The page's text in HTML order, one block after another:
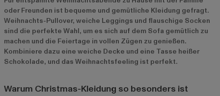
oder Freunden ist bequeme und gemütliche Kleidung gefragt.
Weihnachts-Pullover, weiche Leggings und flauschige Socken
sind die perfekte Wahl, um es sich auf dem Sofa gemütlich zu
machen und die Feiertage in vollen Zügen zu genießen.
Kombiniere dazu eine weiche Decke und eine Tasse heißer
Schokolade, und das Weihnachtsfeeling ist perfekt.
Warum Christmas-Kleidung so besonders ist